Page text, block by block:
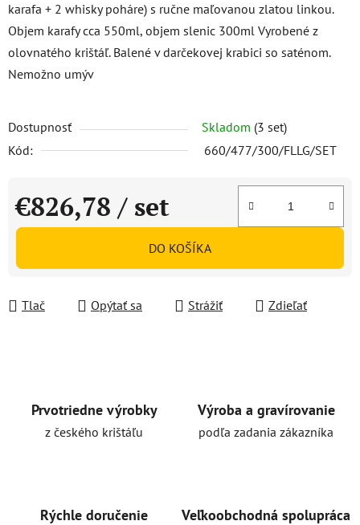
karafa + 2 whisky poháre) s ručne maľovanou zlatou linkou.
Objem karafy cca 550ml, objem slenic 300ml Vyrobené z
olovnatého krištáľ. Balené v darčekovej krabici so saténom.
Nemožno umýv
Dostupnosť Skladom (3 set)
Kód:
660/477/300/FLLG/SET
€826,78 / set
Jednotková cena:
DO KOŠÍKA
Tlač Opýtať sa Strážiť Zdieľať
Prvotriedne výrobky
z českého krištáľu
Výroba a gravírovanie
podľa zadania zákazníka
Rýchle doručenie Veľkoobchodná spolupráca